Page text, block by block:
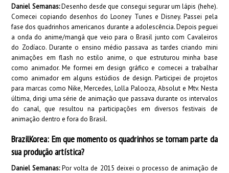
Daniel Semanas:Desenho desde que consegui segurar um lápis (hehe).
Comecei copiando desenhos do Looney Tunes e Disney. Passei pela
fase dos quadrinhos americanos durante a adolescência. Depois peguei
a onda do anime/mangá que veio para o Brasil junto com Cavaleiros
do Zodíaco. Durante o ensino médio passava as tardes criando mini
animações em flash no estilo anime, o que estruturou minha base
como animador. Me formei em design gráfico e comecei a trabalhar
como animador em alguns estúdios de design. Participei de projetos
para marcas como Nike, Mercedes, Lolla Palooza, Absolut e Mtv. Nesta
última, dirigi uma série de animação que passava durante os intervalos
do canal, que resultou na participações em diversos festivais de
animação dentro e fora do Brasil.
BrazilKorea: Em que momento os quadrinhos se tornam parte da
sua produção artística?
Daniel Semanas:Por volta de 2015 deixei o processo de animação de